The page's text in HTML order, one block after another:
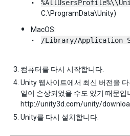
C:\ProgramData\Unity)
MacOS:
/Library/Application
컴퓨터를 다시 시작합니다.
Unity 웹사이트에서 최신 버전을
일이 손상되었을 수도 있기 때문입
http://unity3d.com/unity/
Unity를 다시 설치합니다.